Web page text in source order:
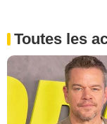
Toutes les